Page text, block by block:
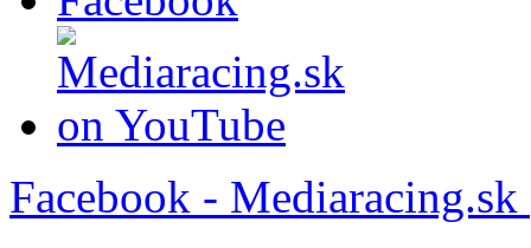
Facebook - Mediaracing.sk